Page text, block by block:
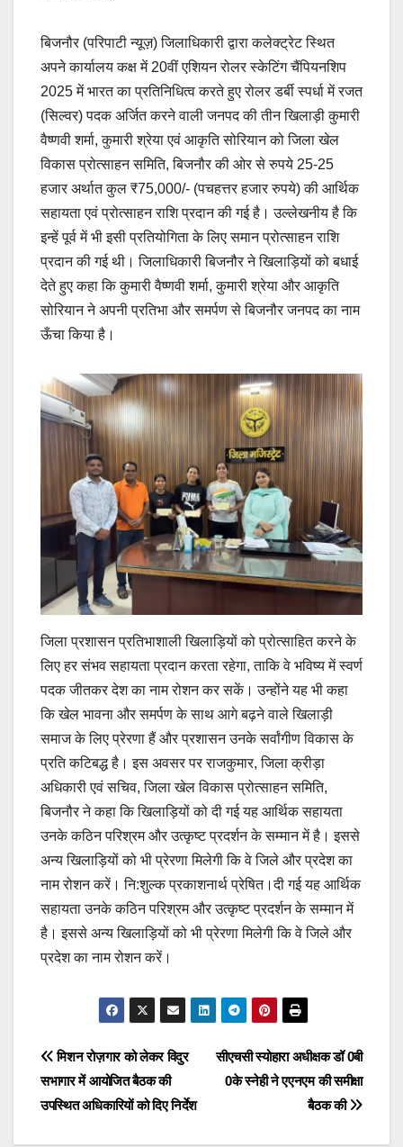
बिजनौर (परिपाटी न्यूज़) जिलाधिकारी द्वारा कलेक्ट्रेट स्थित
अपने कार्यालय कक्ष में 20वीं एशियन रोलर स्केटिंग चैंपियनशिप
2025 में भारत का प्रतिनिधित्व करते हुए रोलर डर्बी स्पर्धा में रजत
(सिल्वर) पदक अर्जित करने वाली जनपद की तीन खिलाड़ी कुमारी
वैष्णवी शर्मा, कुमारी श्रेया एवं आकृति सोरियान को जिला खेल
विकास प्रोत्साहन समिति, बिजनौर की ओर से रुपये 25-25
हजार अर्थात कुल ₹75,000/- (पचहत्तर हजार रुपये) की आर्थिक
सहायता एवं प्रोत्साहन राशि प्रदान की गई है। उल्लेखनीय है कि
इन्हें पूर्व में भी इसी प्रतियोगिता के लिए समान प्रोत्साहन राशि
प्रदान की गई थी। जिलाधिकारी बिजनौर ने खिलाड़ियों को बधाई
देते हुए कहा कि कुमारी वैष्णवी शर्मा, कुमारी श्रेया और आकृति
सोरियान ने अपनी प्रतिभा और समर्पण से बिजनौर जनपद का नाम
ऊँचा किया है।
जिला प्रशासन प्रतिभाशाली खिलाड़ियों को प्रोत्साहित करने के
लिए हर संभव सहायता प्रदान करता रहेगा, ताकि वे भविष्य में स्वर्ण
पदक जीतकर देश का नाम रोशन कर सकें। उन्होंने यह भी कहा
कि खेल भावना और समर्पण के साथ आगे बढ़ने वाले खिलाड़ी
समाज के लिए प्रेरणा हैं और प्रशासन उनके सर्वांगीण विकास के
प्रति कटिबद्ध है। इस अवसर पर राजकुमार, जिला क्रीड़ा
अधिकारी एवं सचिव, जिला खेल विकास प्रोत्साहन समिति,
बिजनौर ने कहा कि खिलाड़ियों को दी गई यह आर्थिक सहायता
उनके कठिन परिश्रम और उत्कृष्ट प्रदर्शन के सम्मान में है। इससे
अन्य खिलाड़ियों को भी प्रेरणा मिलेगी कि वे जिले और प्रदेश का
नाम रोशन करें। नि:शुल्क प्रकाशनार्थ प्रेषित।दी गई यह आर्थिक
सहायता उनके कठिन परिश्रम और उत्कृष्ट प्रदर्शन के सम्मान में
है। इससे अन्य खिलाड़ियों को भी प्रेरणा मिलेगी कि वे जिले और
प्रदेश का नाम रोशन करें।
Post
navigation
सीएचसी स्योहारा अधीक्षक डॉ 0बी
0के स्नेही ने एएनएम की समीक्षा
बैठक की
मिशन रोज़गार को लेकर विदुर
सभागार में आयोजित बैठक की
उपस्थित अधिकारियों को दिए निर्देश